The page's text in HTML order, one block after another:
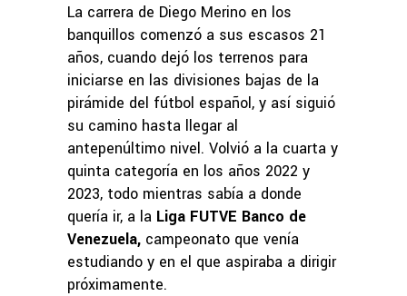
La carrera de Diego Merino en los
banquillos comenzó a sus escasos 21
años, cuando dejó los terrenos para
iniciarse en las divisiones bajas de la
pirámide del fútbol español, y así siguió
su camino hasta llegar al
antepenúltimo nivel. Volvió a la cuarta y
quinta categoría en los años 2022 y
2023, todo mientras sabía a donde
quería ir, a la Liga FUTVE Banco de
Venezuela, campeonato que venía
estudiando y en el que aspiraba a dirigir
próximamente.